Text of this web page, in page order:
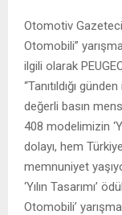
Otomotiv
Otomobili”
ilgili olarak
“Tanıtıldığı
değerli basın
408 modelimizin
dolayı, hem
memnuniyet
‘Yılın Tasarımı’
Otomobili’